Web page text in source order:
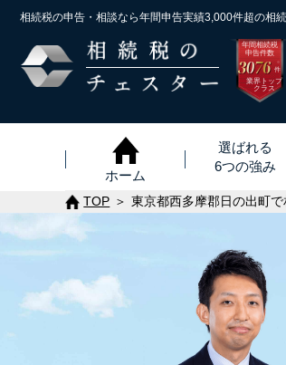
相続税の申告・相談なら年間申告実績3,000件超の相
年間相続税
申告件数
3076 ※
件
業界トップ
クラス
ホーム
選ばれる
6つの強み
TOP 東京都西多摩郡日の出町